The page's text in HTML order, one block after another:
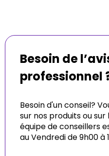
Besoin de
professionnel
Besoin d'un conseil?
sur nos produits ou
équipe de conseillers
au Vendredi de 9h00 à